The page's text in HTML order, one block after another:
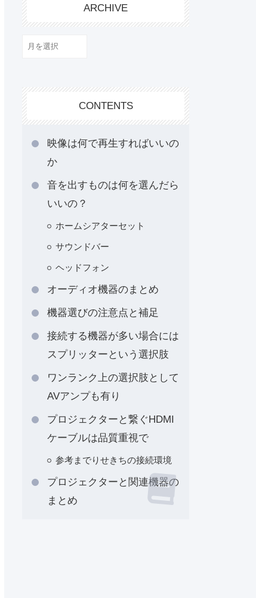
ARCHIVE
CONTENTS
映像は何で再生すればいいの
か
音を出すものは何を選んだら
いいの？
ホームシアターセット
サウンドバー
ヘッドフォン
オーディオ機器のまとめ
機器選びの注意点と補足
接続する機器が多い場合には
スプリッターという選択肢
ワンランク上の選択肢として
AVアンプも有り
プロジェクターと繋ぐHDMI
ケーブルは品質重視で
参考までりせきちの接続環境
プロジェクターと関連機器の
まとめ